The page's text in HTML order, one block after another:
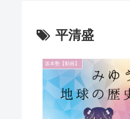
平清盛
坂本塾【動画】